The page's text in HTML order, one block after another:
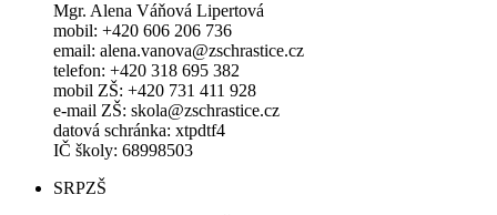
Mgr. Alena Váňová Lipertová
mobil: +420 606 206 736
email: alena.vanova@zschrastice.cz
telefon: +420 318 695 382
mobil ZŠ: +420 731 411 928
e-mail ZŠ: skola@zschrastice.cz
datová schránka: xtpdtf4
IČ školy: 68998503
SRPZŠ